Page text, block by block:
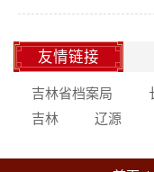
友情链接
吉林省档案局
吉林
辽源